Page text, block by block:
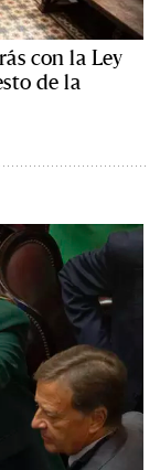
con la Ley
de la